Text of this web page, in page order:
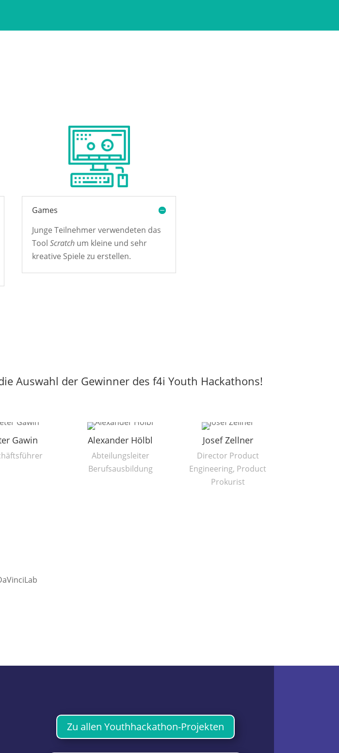
Games
Junge Teilnehmer verwendeten das
ToolScratch um kleine und sehr
kreative Spiele zu erstellen.
Auswahl der Gewinner des f4i Youth Hackathons!
Gawin Alexander Hölbl
Abteilungsleiter
Berufsausbildung
Josef Zellner
Director Product
Engineering, Product
Prokurist
Zu allen Youthhackathon-Projekten